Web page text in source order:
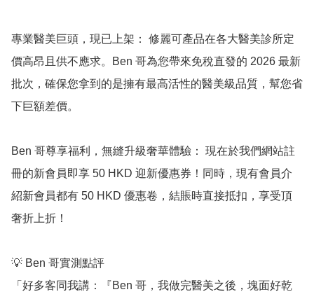
專業醫美巨頭，現已上架： 修麗可產品在各大醫美診所定
價高昂且供不應求。Ben 哥為您帶來免稅直發的 2026 最新
批次，確保您拿到的是擁有最高活性的醫美級品質，幫您省
下巨額差價。
Ben 哥尊享福利，無縫升級奢華體驗： 現在於我們網站註
冊的新會員即享 50 HKD 迎新優惠券！同時，現有會員介
紹新會員都有 50 HKD 優惠卷，結賬時直接抵扣，享受頂
奢折上折！
💡 Ben 哥實測點評
「好多客同我講：『Ben 哥，我做完醫美之後，塊面好乾